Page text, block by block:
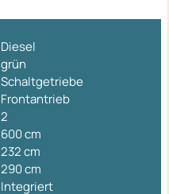
Diesel
grün
Schaltgetriebe
Frontantrieb
2
600 cm
232 cm
290 cm
Integriert